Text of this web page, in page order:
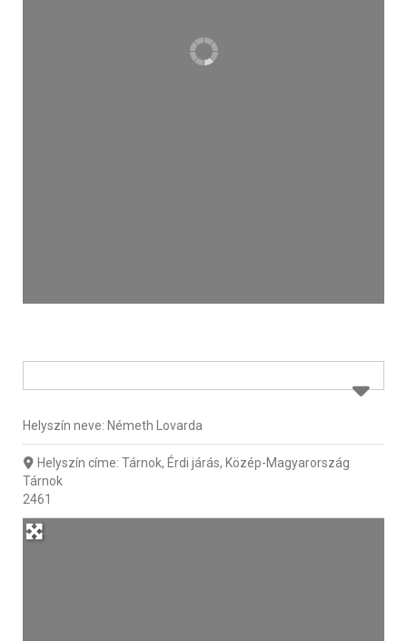
Helyszín neve: Németh Lovarda
Helyszín címe: Tárnok, Érdi járás, Közép-Magyarország
Tárnok
2461